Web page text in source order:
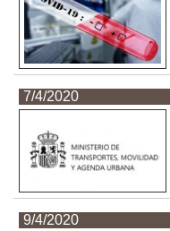
7/4/2020
9/4/2020